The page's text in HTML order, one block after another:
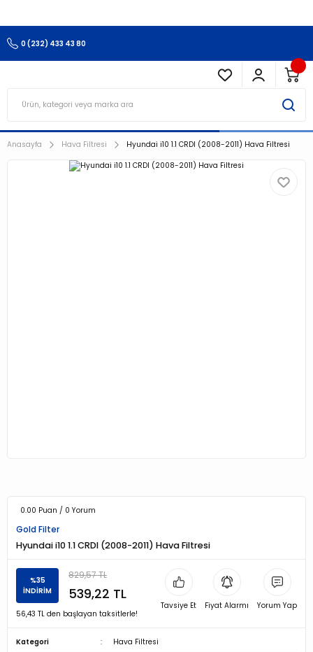
0 (232) 433 43 80
Anasayfa Hava Filtresi Hyundai i10 1.1 CRDI (2008-2011) Hava Filtresi
0.00 Puan / 0 Yorum
Gold Filter
Hyundai i10 1.1 CRDI (2008-2011) Hava Filtresi
%35
İNDİRİM
829,57 TL
539,22 TL
56,43 TL den başlayan taksitlerle!
Tavsiye Et Fiyat Alarmı Yorum Yap
Kategori Hava Filtresi